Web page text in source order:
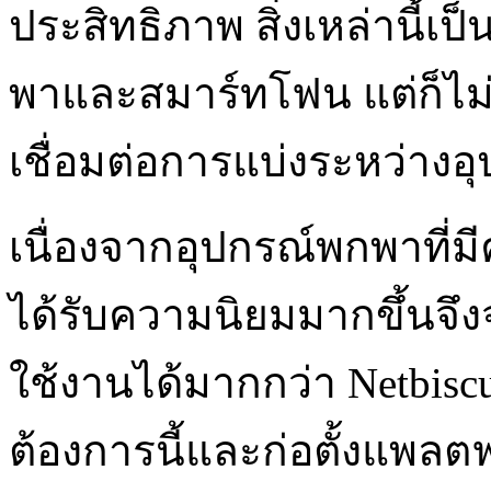
ประสิทธิภาพ สิ่งเหล่านี้เ
พาและสมาร์ทโฟน แต่ก็ไ
เชื่อมต่อการแบ่งระหว่าง
เนื่องจากอุปกรณ์พกพาที่มี
ได้รับความนิยมมากขึ้นจึง
ใช้งานได้มากกว่า
ต้องการนี้และก่อตั้งแพล